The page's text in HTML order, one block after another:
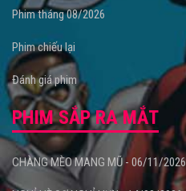
Phim tháng 08/2026
Phim chiếu lại
Đánh giá phim
PHIM SẮP RA MẮT
CHÀNG MÈO MANG MŨ - 06/11/2026